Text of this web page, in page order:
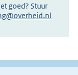
goed? Stuur